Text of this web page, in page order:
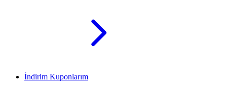
İndirim Kuponlarım